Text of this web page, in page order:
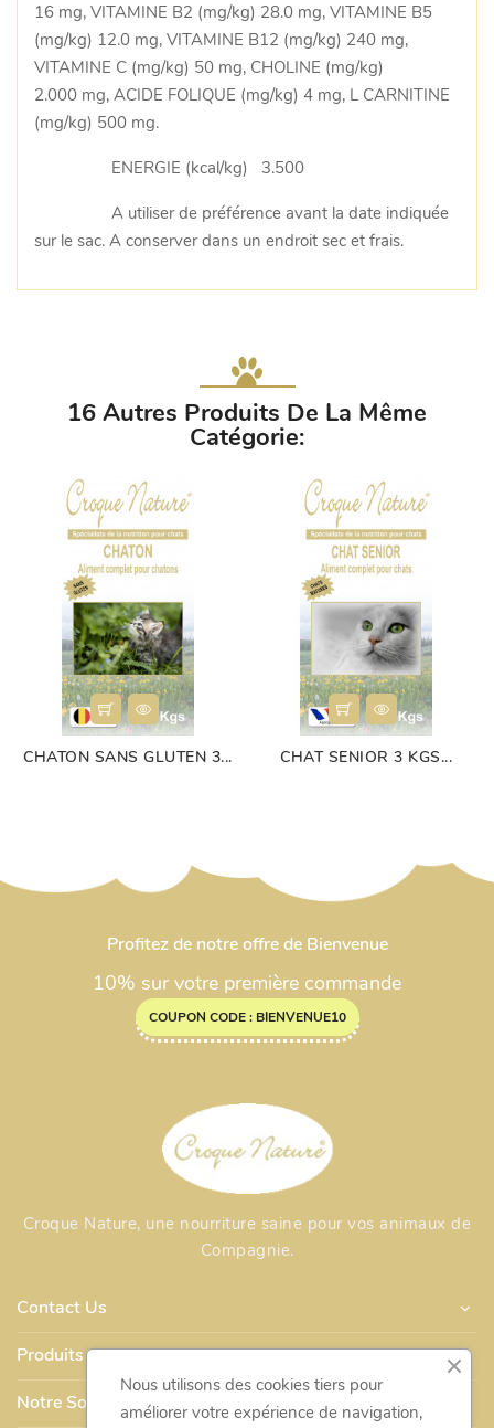
16 mg, VITAMINE B2 (mg/kg) 28.0 mg, VITAMINE B5
(mg/kg) 12.0 mg, VITAMINE B12 (mg/kg) 240 mg,
VITAMINE C (mg/kg) 50 mg, CHOLINE (mg/kg)
2.000 mg, ACIDE FOLIQUE (mg/kg) 4 mg, L CARNITINE
(mg/kg) 500 mg.
ENERGIE (kcal/kg) 3.500
A utiliser de préférence avant la date indiquée
sur le sac. A conserver dans un endroit sec et frais.
16 Autres Produits De La Même
Catégorie:
CHATON SANS GLUTEN 3... CHAT SENIOR 3 KGS...
Profitez de notre offre de Bienvenue
10% sur votre première commande
COUPON CODE : BIENVENUE10
Croque Nature, une nourriture saine pour vos animaux de
Compagnie.
Contact Us
Produits
Notre Société
Nous utilisons des cookies tiers pour
améliorer votre expérience de navigation,